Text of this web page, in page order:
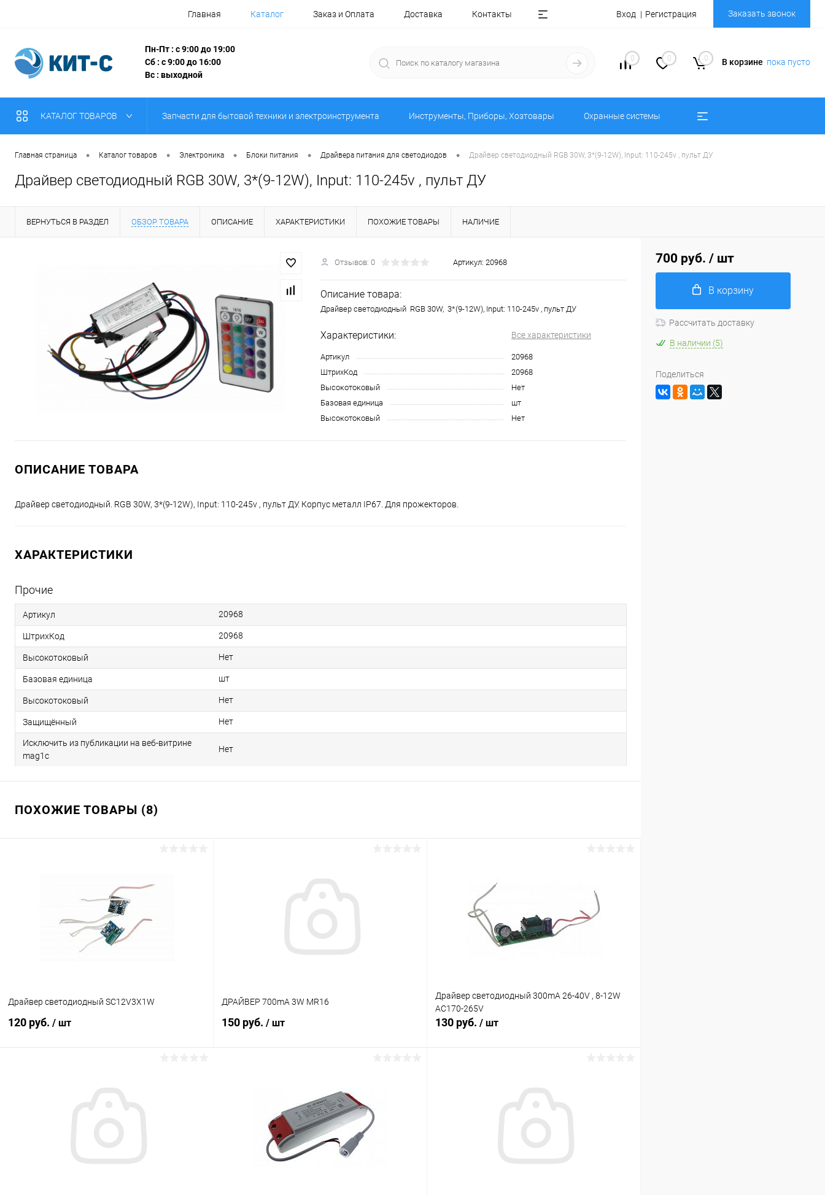
Главная Каталог Заказ и Оплата Доставка Контакты Вход Регистрация Заказать звонок
Пн-Пт : с 9:00 до 19:00
Сб : с 9:00 до 16:00
Вс : выходной
0 0 0 В корзине пока пусто
КАТАЛОГ ТОВАРОВ Запчасти для бытовой техники и электроинструмента Инструменты, Приборы, Хозтовары Охранные системы
Главная страница • Каталог товаров • Электроника • Блоки питания • Драйвера питания для светодиодов • Драйвер светодиодный RGB 30W, 3*(9-12W), Input: 110-245v , пульт ДУ
Драйвер светодиодный RGB 30W, 3*(9-12W), Input: 110-245v , пульт ДУ
ВЕРНУТЬСЯ В РАЗДЕЛ ОБЗОР ТОВАРА ОПИСАНИЕ ХАРАКТЕРИСТИКИ ПОХОЖИЕ ТОВАРЫ НАЛИЧИЕ
Отзывов: 0 Артикул: 20968
Описание товара:
Драйвер светодиодный RGB 30W, 3*(9-12W), Input: 110-245v , пульт ДУ
Характеристики: Все характеристики
Артикул
20968
ШтрихКод
20968
Высокотоковый
Нет
Базовая единица
шт
Высокотоковый
Нет
ОПИСАНИЕ ТОВАРА
Драйвер светодиодный. RGB 30W, 3*(9-12W), Input: 110-245v , пульт ДУ. Корпус металл IP67. Для прожекторов.
ХАРАКТЕРИСТИКИ
Прочие
Артикул 20968
ШтрихКод 20968
Высокотоковый Нет
Базовая единица шт
Высокотоковый Нет
Защищённый Нет
Исключить из публикации на веб-витрине
mag1c
Нет
ПОХОЖИЕ ТОВАРЫ (8)
Драйвер светодиодный SC12V3X1W
120 руб. / шт
ДРАЙВЕР 700mA 3W MR16
150 руб. / шт
В избранное В наличии (1)
Драйвер светодиодный 300mA 26-40V , 8-12W
AC170-265V
130 руб. / шт
700 руб. / шт
В корзину
Рассчитать доставку
В наличии (5)
Поделиться